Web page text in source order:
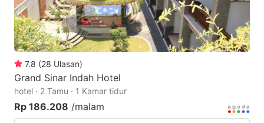
7.8 (28 Ulasan)
Grand Sinar Indah Hotel
hotel · 2 Tamu · 1 Kamar tidur
Rp 186.208 /malam